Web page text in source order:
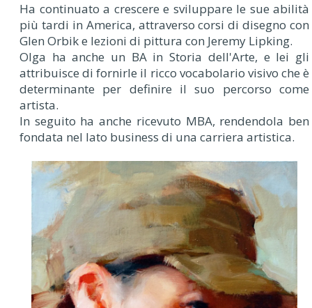
Ha continuato a crescere e sviluppare le sue abilità
più tardi in America, attraverso corsi di disegno con
Glen Orbik e lezioni di pittura con Jeremy Lipking.
Olga ha anche un BA in Storia dell'Arte, e lei gli
attribuisce di fornirle il ricco vocabolario visivo che è
determinante per definire il suo percorso come
artista.
In seguito ha anche ricevuto MBA, rendendola ben
fondata nel lato business di una carriera artistica.